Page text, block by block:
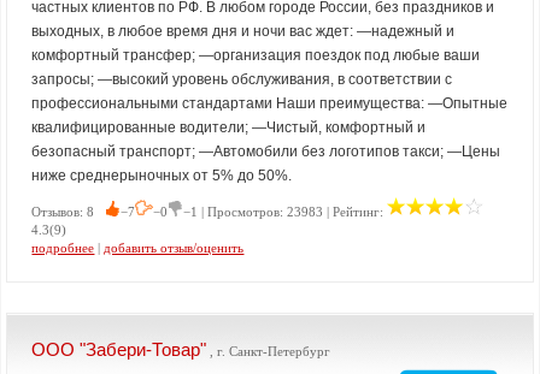
частных клиентов по РФ. В любом городе России, без праздников и
выходных, в любое время дня и ночи вас ждет: —надежный и
комфортный трансфер; —организация поездок под любые ваши
запросы; —высокий уровень обслуживания, в соответствии с
профессиональными стандартами Наши преимущества: —Опытные
квалифицированные водители; —Чистый, комфортный и
безопасный транспорт; —Автомобили без логотипов такси; —Цены
ниже среднерыночных от 5% до 50%.
Отзывов: 8 −7 −0
−1 | Просмотров: 23983 | Рейтинг:
4.3(9)
подробнее | добавить отзыв/оценить
ООО "Забери-Товар" , г. Санкт-Петербург